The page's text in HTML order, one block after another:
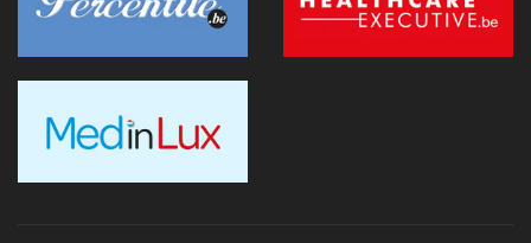
La Commission européenne appelle la Belgique à accélérer le
déploiement de l'IA dans les soins
28 juin 2026 - 13:40
dentistes sans suppléments BIM